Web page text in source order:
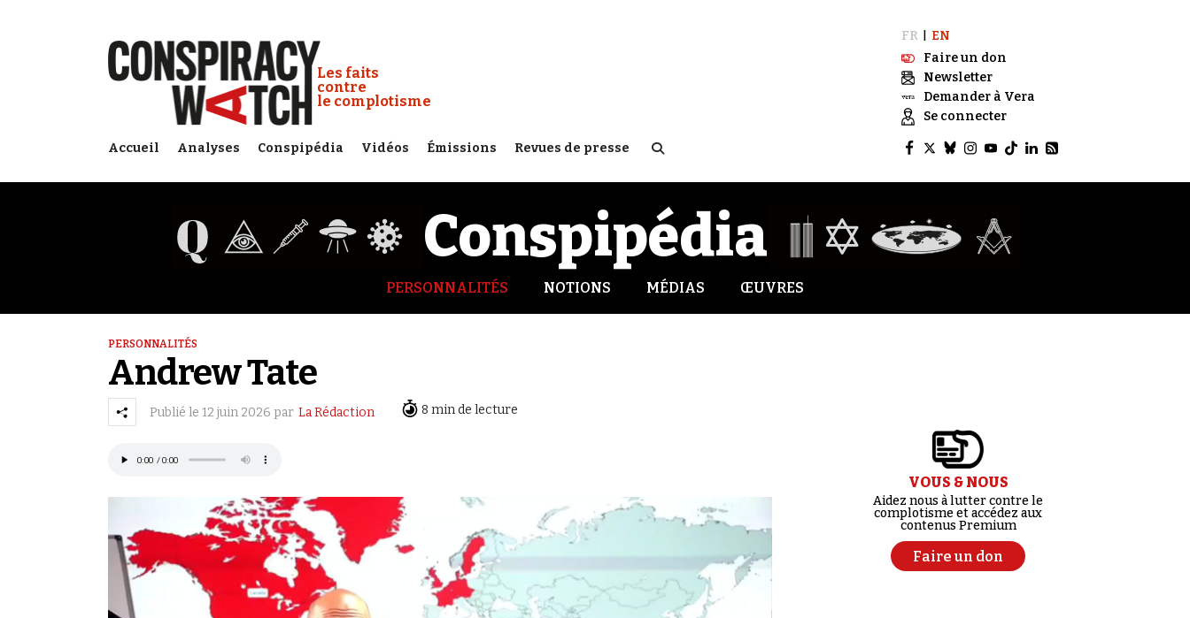
Conspiracy Watch :
Les faits
contre
le complotisme
Accueil Analyses Conspipédia Vidéos Émissions Revues de presse
FR
EN
Faire un don
Newsletter
Demander à Vera
Se connecter
Conspipédia
PERSONNALITÉS NOTIONS MÉDIAS ŒUVRES
PERSONNALITÉS
Andrew Tate
Publié le 12 juin 2026 par La Rédaction 8 min de lecture
VOUS & NOUS
Aidez nous à lutter contre le
complotisme et accédez aux
contenus Premium
Faire un don